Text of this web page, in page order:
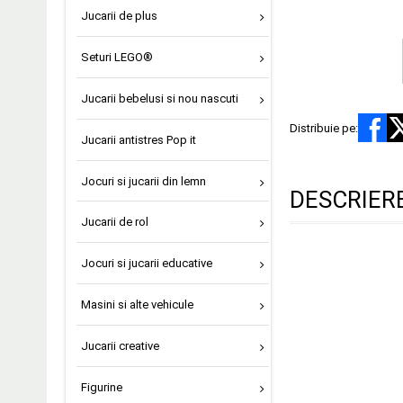
Jucarii de plus
Seturi LEGO®
Jucarii bebelusi si nou nascuti
Jucarii antistres Pop it
Jocuri si jucarii din lemn
Jucarii de rol
Jocuri si jucarii educative
Masini si alte vehicule
Jucarii creative
Figurine
Distribuie pe: